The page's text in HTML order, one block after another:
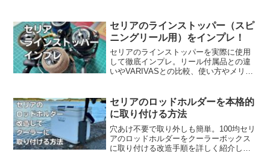
セリアのラインストッパー（スピ
ニングリール用）をインプレ！
セリアのラインストッパーを実際に使用
して徹底インプレ。リール付属品との違
いやVARIVASとの比較、使い方やメリッ
セリアのロッドホルダーを本格的
に取り付ける方法
穴あけ不要で取り外しも簡単。100均セリ
アのロッドホルダーをクーラーボックス
に取り付ける改造手順を詳しく紹介しま